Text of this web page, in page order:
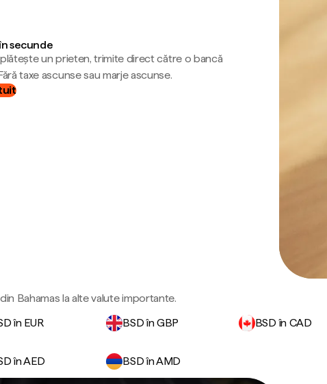
secunde
un prieten, trimite direct către o bancă
taxe ascunse sau marje ascunse.
Bahamas la alte valute importante.
în EUR BSD în GBP BSD în CAD
în AED BSD în AMD